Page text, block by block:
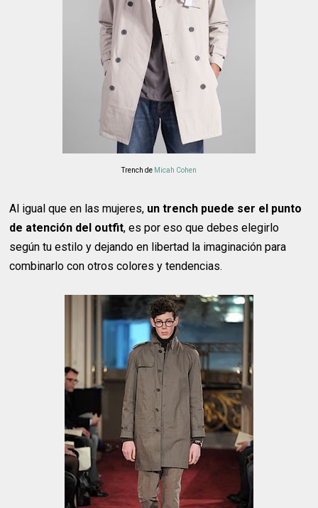
Trench de Micah Cohen
Al igual que en las mujeres, un trench puede ser el punto
de atención del outfit, es por eso que debes elegirlo
según tu estilo y dejando en libertad la imaginación para
combinarlo con otros colores y tendencias.